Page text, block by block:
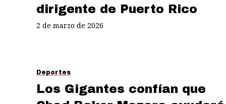
dirigente de Puerto Rico
2 de marzo de 2026
Deportes
Los Gigantes confían que